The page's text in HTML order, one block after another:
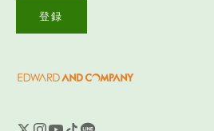
登録